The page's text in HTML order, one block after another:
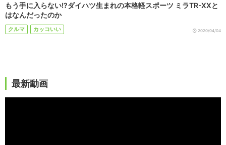
もう手に入らない!?ダイハツ生まれの本格軽スポーツ ミラTR-XXと
はなんだったのか
クルマ カッコいい 2020/04/04
最新動画